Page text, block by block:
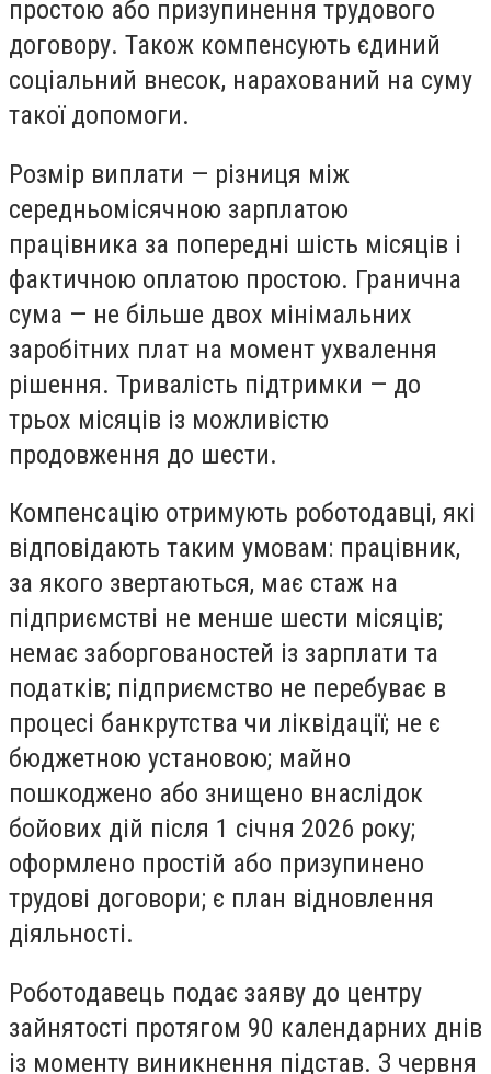
простою або призупинення трудового
договору. Також компенсують єдиний
соціальний внесок, нарахований на суму
такої допомоги.
Розмір виплати — різниця між
середньомісячною зарплатою
працівника за попередні шість місяців і
фактичною оплатою простою. Гранична
сума — не більше двох мінімальних
заробітних плат на момент ухвалення
рішення. Тривалість підтримки — до
трьох місяців із можливістю
продовження до шести.
Компенсацію отримують роботодавці, які
відповідають таким умовам: працівник,
за якого звертаються, має стаж на
підприємстві не менше шести місяців;
немає заборгованостей із зарплати та
податків; підприємство не перебуває в
процесі банкрутства чи ліквідації; не є
бюджетною установою; майно
пошкоджено або знищено внаслідок
бойових дій після 1 січня 2026 року;
оформлено простій або призупинено
трудові договори; є план відновлення
діяльності.
Роботодавець подає заяву до центру
зайнятості протягом 90 календарних днів
із моменту виникнення підстав. З червня